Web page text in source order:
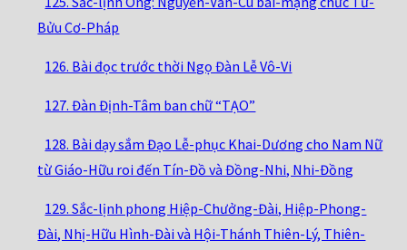
Bửu Cơ-Pháp
126. Bài đọc trước thời Ngọ Đàn Lễ Vô-Vi
127. Đàn Định-Tâm ban chữ “TẠO”
128. Bài dạy sắm Đạo Lễ-phục Khai-Dương cho Nam Nữ
từ Giáo-Hữu roi đến Tín-Đồ và Đồng-Nhi, Nhi-Đồng
129. Sắc-lịnh phong Hiệp-Chưởng-Đài, Hiệp-Phong-
Đài, Nhị-Hữu Hình-Đài và Hội-Thánh Thiên-Lý, Thiên-